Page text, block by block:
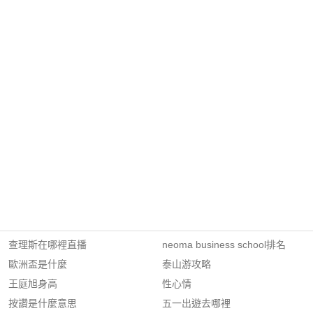
查理斯在哪裡直播
歐洲盃是什麼
王庭旭身高
按讚是什麼意思
neoma business school排名
泰山游攻略
性心情
五一出遊去哪裡